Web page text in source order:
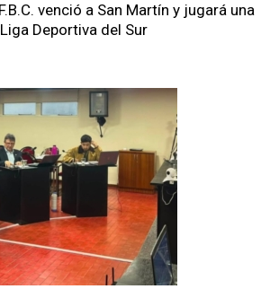
venció a San Martín y jugará una
Deportiva del Sur